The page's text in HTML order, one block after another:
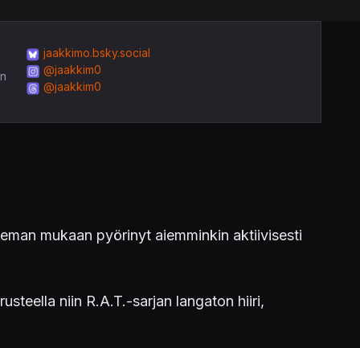
jaakkimo.bsky.social
@jaakkim0
@jaakkim0
mukaan pyörinyt aiemminkin aktiivisesti
niin R.A.T.-sarjan langaton hiiri,